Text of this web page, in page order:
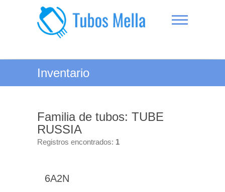
Tubos Mella
Inventario
Familia de tubos: TUBE
RUSSIA
Registros encontrados: 1
6A2N